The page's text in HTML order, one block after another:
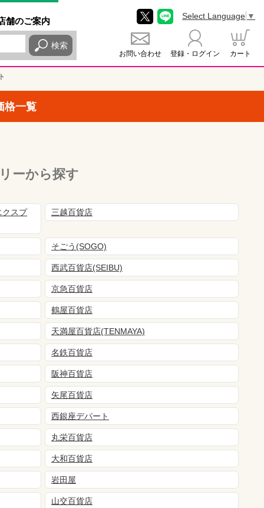
舗のご案内
検索
お問い合わせ 登録・ログイン カート
Select Language ▼
格一覧
ーから探す
スプ 三越百貨店
そごう(SOGO)
西武百貨店(SEIBU)
京急百貨店
鶴屋百貨店
天満屋百貨店(TENMAYA)
名鉄百貨店
阪神百貨店
矢尾百貨店
西銀座デパート
丸栄百貨店
大和百貨店
岩田屋
山交百貨店